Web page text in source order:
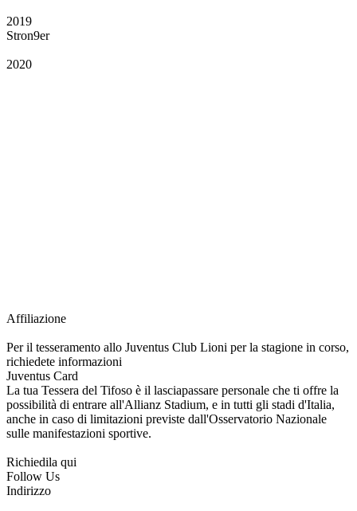
2019
Stron9er
2020
Affiliazione
Per il tesseramento allo Juventus Club Lioni per la stagione in corso,
richiedete informazioni
Juventus Card
La tua Tessera del Tifoso è il lasciapassare personale che ti offre la
possibilità di entrare all'Allianz Stadium, e in tutti gli stadi d'Italia,
anche in caso di limitazioni previste dall'Osservatorio Nazionale
sulle manifestazioni sportive.
Richiedila qui
Follow Us
Indirizzo